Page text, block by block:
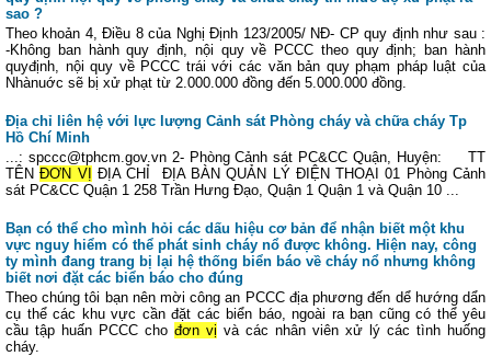
sao ?
Theo khoản 4, Điều 8 của Nghị Định 123/2005/ NĐ- CP quy định như sau :
-Không ban hành quy định, nội quy về PCCC theo quy định; ban hành
quyđịnh, nội quy về PCCC trái với các văn bản quy phạm pháp luật của
Nhànuớc sẽ bị xử phạt từ 2.000.000 đồng đến 5.000.000 đồng.
Địa chỉ liên hệ với lực lượng Cảnh sát Phòng cháy và chữa cháy Tp
Hồ Chí Minh
...: spccc@tphcm.gov.vn 2- Phòng Cảnh sát PC&CC Quận, Huyện: TT
TÊNĐƠN VỊ ĐỊA CHỈ ĐỊA BÀN QUẢN LÝ ĐIỆN THOẠI 01 Phòng Cảnh
sát PC&CC Quận 1 258 Trần Hưng Đạo, Quận 1 Quận 1 và Quận 10 ...
Bạn có thể cho mình hỏi các dấu hiệu cơ bản để nhận biết một khu
vực nguy hiểm có thể phát sinh cháy nổ được không. Hiện nay, công
ty mình đang trang bị lại hệ thống biển báo về cháy nổ nhưng không
biết nơi đặt các biển báo cho đúng
Theo chúng tôi bạn nên mời công an PCCC địa phương đến dể hướng dẩn
cụ thể các khu vực cần đặt các biển báo, ngoài ra bạn cũng có thể yêu
cầu tập huấn PCCC cho đơn vị và các nhân viên xử lý các tình huống
cháy.